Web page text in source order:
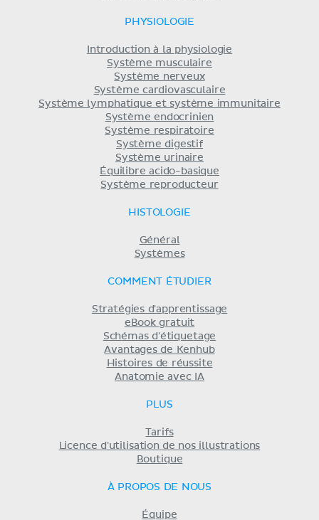
PHYSIOLOGIE
Introduction à la physiologie
Système musculaire
Système nerveux
Système cardiovasculaire
Système lymphatique et système immunitaire
Système endocrinien
Système respiratoire
Système digestif
Système urinaire
Équilibre acido-basique
Système reproducteur
HISTOLOGIE
Général
Systèmes
COMMENT ÉTUDIER
Stratégies d'apprentissage
eBook gratuit
Schémas d'étiquetage
Avantages de Kenhub
Histoires de réussite
Anatomie avec IA
PLUS
Tarifs
Licence d'utilisation de nos illustrations
Boutique
À PROPOS DE NOUS
Équipe